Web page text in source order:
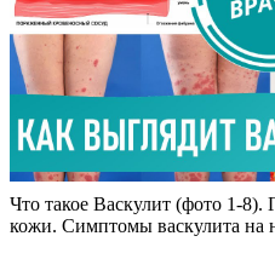
Что такое Васкулит (фото 1-8).
кожи. Симптомы васкулита на